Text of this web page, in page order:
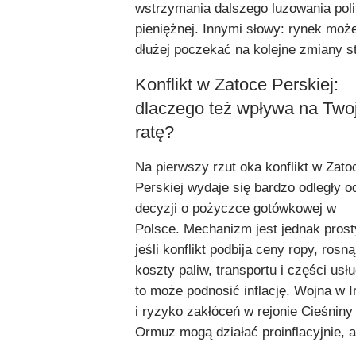
wstrzymania dalszego luzowania
pieniężnej. Innymi słowy: rynek
dłużej poczekać na kolejne zmiany
Konflikt w Zatoce Perskiej:
dlaczego też wpływa na
ratę?
Na pierwszy rzut oka konflikt w
Perskiej wydaje się bardzo odległy
decyzji o pożyczce gotówkowej w
Polsce. Mechanizm jest jednak
jeśli konflikt podbija ceny ropy, rosną
koszty paliw, transportu i części
to może podnosić inflację. Wojna w
i ryzyko zakłóceń w rejonie Cieśniny
Ormuz mogą działać proinflacyjnie, a